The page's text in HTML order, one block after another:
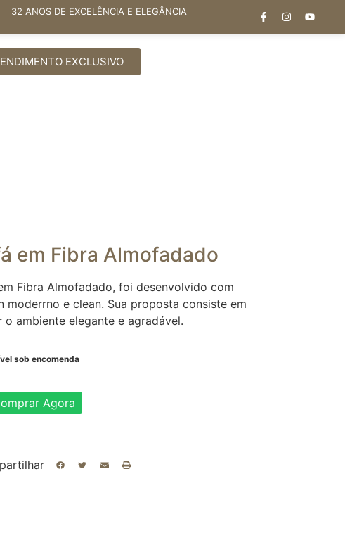
32 ANOS DE EXCELÊNCIA E ELEGÂNCIA
EXCLUSIVO
em Fibra Almofadado
Fibra Almofadado, foi desenvolvido com
moderrno e clean. Sua proposta consiste em
o ambiente elegante e agradável.
sob encomenda
Agora